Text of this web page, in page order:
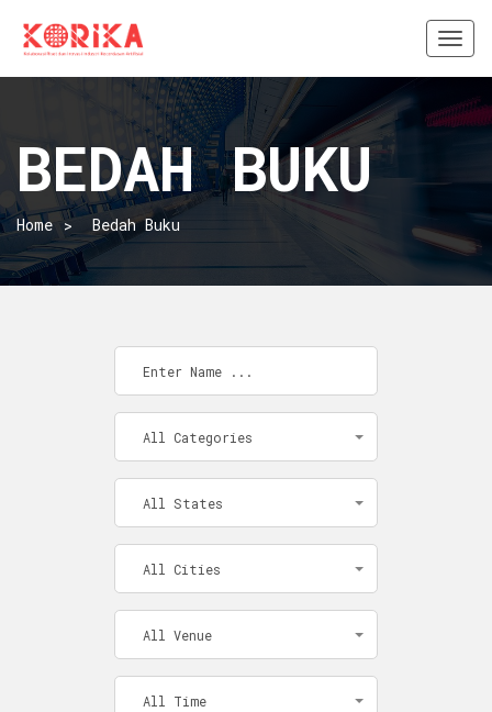
BEDAH BUKU
Home Bedah Buku
All Categories
All States
All Cities
All Venue
All Time